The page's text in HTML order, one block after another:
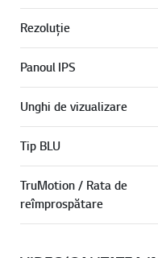
Rezoluție
Panoul IPS
Unghi de vizualizare
Tip BLU
TruMotion / Rata de
reîmprospătare